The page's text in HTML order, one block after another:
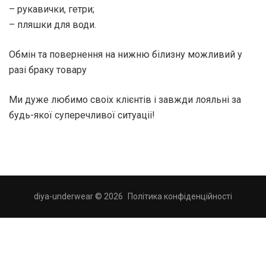
– рукавички, гетри;
– пляшки для води.
Обмін та повернення на нижню білизну можливий у
разі браку товару
Ми дуже любимо своіх клієнтів і завжди лояльні за
будь-якої суперечливої ситуаціі!
diya-underwear © 2026 Політика конфіденційності